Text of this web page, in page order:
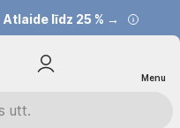
Atlaide līdz 25 % →
Menu